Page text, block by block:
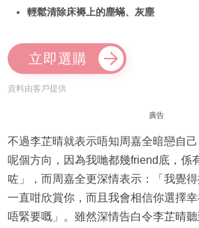
輕鬆清除床褥上的塵蟎、灰塵
立即選購
資料由客戶提供
廣告
不過李芷晴就表示唔知周嘉全暗戀自
呢個方向，因為我哋都幾friend底，係
咗」，而周嘉全更深情表示：「我覺
一直咁欣賞你，而且我會相信你選擇
唔緊要嘅」。雖然深情告白令李芷晴